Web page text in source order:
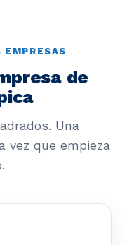
EMPRESAS
de
Una
vez que empieza